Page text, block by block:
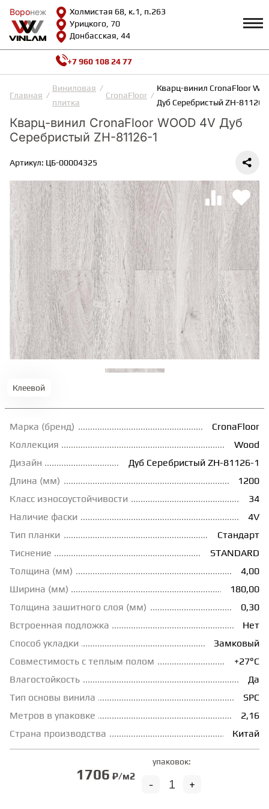
Воронеж
Холмистая 68, к.1, п.263
Урицкого, 70
Донбасская, 44
Воронеж
КАТАЛОГ Профиль
Возврат и гарантии
Сотрудничество
Видеообзоры
Как выбрать
Калькулятор
О нас
Контакты
ВИНИЛОВАЯ ПЛИТКА
ЛАМИНАТ
ИНЖЕНЕРНАЯ ДОСКА
ПАРКЕТНАЯ ДОСКА
ТЕРРАСНАЯ ДОСКА
КОВРОВАЯ ПЛИТКА
МОДУЛЬНЫЕ ПВХ
КЛЕЙ
НАЛИВНОЙ ПОЛ
ТЕПЛЫЙ ПОЛ
ТЕРМОПАРКЕТ
ЭКОМАССИВ
МАССИВНАЯ ДОСКА
ИСКУССТВЕННАЯ ТРАВА
+7 960 108 24 77
Главная
Виниловая
плитка
CronaFloor
Кварц-винил CronaFloor
Дуб Серебристый ZH-81126-
Кварц-винил CronaFloor WOOD 4V Дуб
Серебристый ZH-81126-1
Артикул: ЦБ-00004325
Клеевой
Марка (бренд)
CronaFloor
Коллекция
Wood
Дизайн
Дуб Серебристый ZH-81126-1
Длина (мм)
1200
Класс износоустойчивости
34
Наличие фаски
4V
Тип планки
Стандарт
Тиснение
STANDARD
Толщина (мм)
4,00
Ширина (мм)
180,00
Толщина зашитного слоя (мм)
0,30
Встроенная подложка
Нет
Способ укладки
Замковый
Совместимость с теплым полом
+27°С
Влагостойкость
Да
Тип основы винила
SPC
Метров в упаковке
2,16
Страна производства
Китай
1706 ₽/м2
упаковок:
+
-